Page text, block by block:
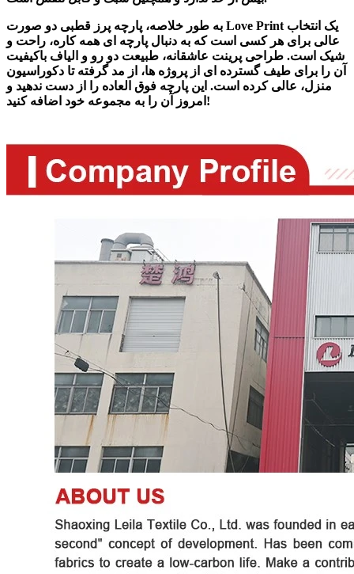
به طور خلاصه، پارچه پرز قطبی دو صورت Love Print یک انتخاب
عالی برای هر کسی است که به دنبال پارچه ای همه کاره، راحت و
شیک است. طراحی پرینت عاشقانه، طبیعت دو رو و الیاف باکیفیت
آن را برای طیف گسترده ای از پروژه ها، از مد گرفته تا دکوراسیون
منزل، عالی کرده است. این پارچه فوق العاده را از دست ندهید و
امروز آن را به مجموعه خود اضافه کنید!